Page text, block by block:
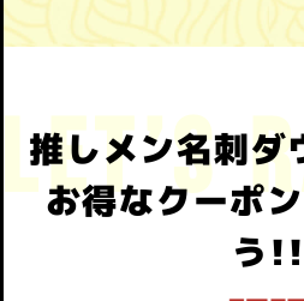
推しメン名刺ダ
お得なクーポ
う!!